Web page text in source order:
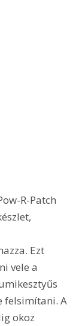
R-Patch
Ezt
vele a
felsimítani. A
okoz